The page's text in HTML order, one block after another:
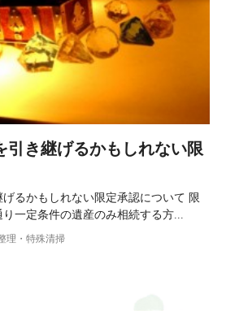
引き継げるかもしれない限
るかもしれない限定承認について 限
一定条件の遺産のみ相続する方...
理・特殊清掃